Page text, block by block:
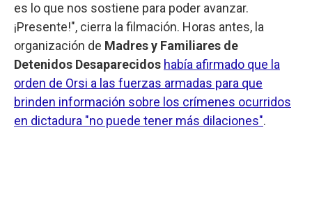
es lo que nos sostiene para poder avanzar.
¡Presente!", cierra la filmación. Horas antes, la
organización de Madres y Familiares de
Detenidos Desaparecidos había afirmado que la
orden de Orsi a las fuerzas armadas para que
brinden información sobre los crímenes ocurridos
en dictadura "no puede tener más dilaciones".